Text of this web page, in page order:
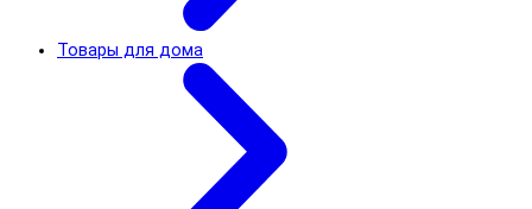
Товары для дома